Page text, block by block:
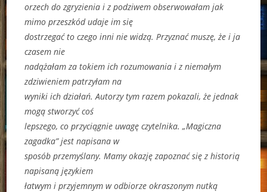
orzech do zgryzienia i z podziwem obserwowałam jak
mimo przeszkód udaje im się
dostrzegać to czego inni nie widzą. Przyznać muszę, że i ja
czasem nie
nadążałam za tokiem ich rozumowania i z niemałym
zdziwieniem patrzyłam na
wyniki ich działań. Autorzy tym razem pokazali, że jednak
mogą stworzyć coś
lepszego, co przyciągnie uwagę czytelnika. „Magiczna
zagadka” jest napisana w
sposób przemyślany. Mamy okazję zapoznać się z historią
napisaną językiem
łatwym i przyjemnym w odbiorze okraszonym nutką